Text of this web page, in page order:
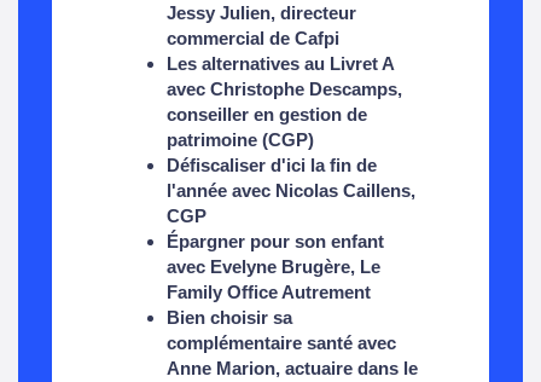
Jessy Julien, directeur
commercial de Cafpi
Les alternatives au Livret A
avec Christophe Descamps,
conseiller en gestion de
patrimoine (CGP)
Défiscaliser d'ici la fin de
l'année avec Nicolas Caillens,
CGP
Épargner pour son enfant
avec Evelyne Brugère, Le
Family Office Autrement
Bien choisir sa
complémentaire santé avec
Anne Marion, actuaire dans le